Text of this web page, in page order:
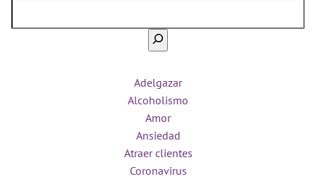
Adelgazar
Alcoholismo
Amor
Ansiedad
Atraer clientes
Coronavirus